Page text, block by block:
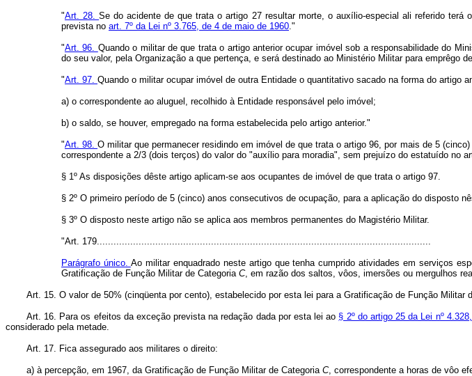
"Art. 28.Se do acidente de que trata o artigo 27 resultar morte, o auxílio-especial ali referido
prevista no art. 7º da Lei nº 3.765, de 4 de maio de 1960."
"Art. 96. Quando o militar de que trata o artigo anterior ocupar imóvel sob a responsabilidade do
do seu valor, pela Organização a que pertença, e será destinado ao Ministério Militar para emprêgo
"Art. 97. Quando o militar ocupar imóvel de outra Entidade o quantitativo sacado na forma do artigo
a) o correspondente ao aluguel, recolhido à Entidade responsável pelo imóvel;
b) o saldo, se houver, empregado na forma estabelecida pelo artigo anterior."
"Art. 98.O militar que permanecer residindo em imóvel de que trata o artigo 96, por mais de 5
correspondente a 2/3 (dois terços) do valor do "auxílio para moradia", sem prejuízo do estatuído no
§ 1º As disposições dêste artigo aplicam-se aos ocupantes de imóvel de que trata o artigo 97.
§ 2º O primeiro período de 5 (cinco) anos consecutivos de ocupação, para a aplicação do disposto
§ 3º O disposto neste artigo não se aplica aos membros permanentes do Magistério Militar.
"Art. 179........................................................................................................................
Parágrafo único. Ao militar enquadrado neste artigo que tenha cumprido atividades em serviços
Gratificação de Função Militar de Categoria C, em razão dos saltos, vôos, imersões ou mergulhos
Art. 15. O valor de 50% (cinqüenta por cento), estabelecido por esta lei para a Gratificação de Função Militar
Art. 16. Para os efeitos da exceção prevista na redação dada por esta lei ao § 2º do artigo 25 da Lei nº
considerado pela metade.
Art. 17. Fica assegurado aos militares o direito:
a) à percepção, em 1967, da Gratificação de Função Militar de Categoria C, correspondente a horas de vôo